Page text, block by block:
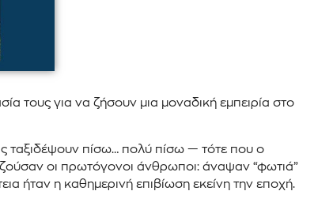
τους για να ζήσουν μια μοναδική εμπειρία στο
ταξιδέψουν πίσω… πολύ πίσω — τότε που ο
οι πρωτόγονοι άνθρωποι: άναψαν “φωτιά”
ήταν η καθημερινή επιβίωση εκείνη την εποχή.